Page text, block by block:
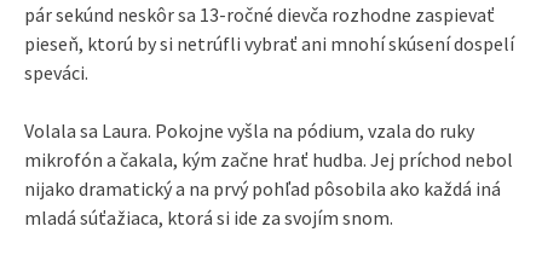
pár sekúnd neskôr sa 13-ročné dievča rozhodne zaspievať
pieseň, ktorú by si netrúfli vybrať ani mnohí skúsení dospelí
speváci.
Volala sa Laura. Pokojne vyšla na pódium, vzala do ruky
mikrofón a čakala, kým začne hrať hudba. Jej príchod nebol
nijako dramatický a na prvý pohľad pôsobila ako každá iná
mladá súťažiaca, ktorá si ide za svojím snom.